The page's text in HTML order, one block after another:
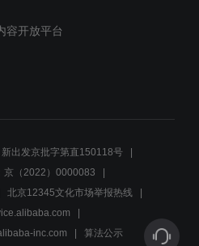
清官陆大人智破盗贼误会，
01:28
刘备与袁飞微妙关系，忠诚
部下如何应对？
容开放平台
出发京批字第直150118号
京（2022）0000083
北京12345文化市场举报热线
inc.com 算法公示